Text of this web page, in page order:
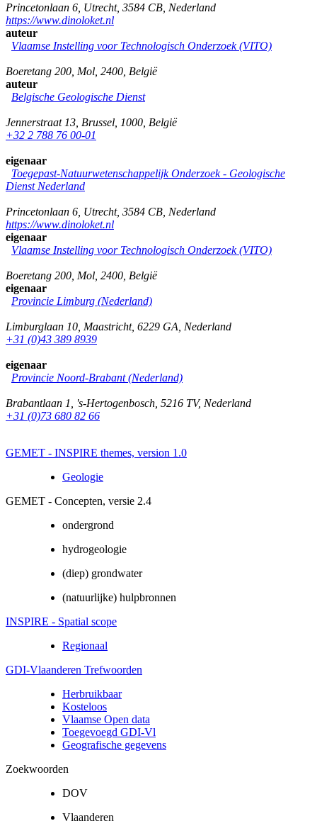
Princetonlaan 6 Utrecht, 3584 CB Nederland
https://www.dinoloket.nl
auteur
Vlaamse Instelling voor Technologisch Onderzoek (VITO)
Boeretang 200 Mol 2400 België
auteur
Belgische Geologische Dienst
Jennerstraat 13 Brussel 1000 België
+32 2 788 76 00-01
eigenaar
Toegepast-Natuurwetenschappelijk Onderzoek - Geologische
Dienst Nederland
Princetonlaan 6 Utrecht, 3584 CB Nederland
https://www.dinoloket.nl
eigenaar
Vlaamse Instelling voor Technologisch Onderzoek (VITO)
Boeretang 200 Mol 2400 België
eigenaar
Provincie Limburg (Nederland)
Limburglaan 10 Maastricht, 6229 GA Nederland
+31 (0)43 389 8939
eigenaar
Provincie Noord-Brabant (Nederland)
Brabantlaan 1 's-Hertogenbosch 5216 TV, Nederland
+31 (0)73 680 82 66
GEMET - INSPIRE themes, version 1.0
Geologie
GEMET - Concepten, versie 2.4
ondergrond
hydrogeologie
(diep) grondwater
(natuurlijke) hulpbronnen
INSPIRE - Spatial scope
Regionaal
GDI-Vlaanderen Trefwoorden
Herbruikbaar
Kosteloos
Vlaamse Open data
Toegevoegd GDI-Vl
Geografische gegevens
Zoekwoorden
DOV
Vlaanderen